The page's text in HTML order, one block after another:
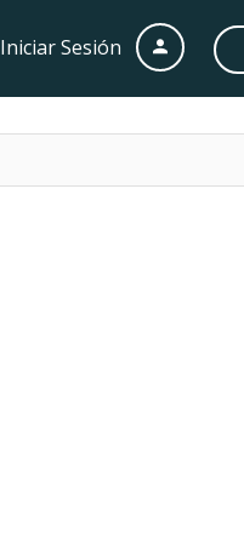
Iniciar Sesión